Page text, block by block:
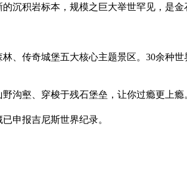
沉积岩标本，规模之巨大举世罕见，是金
、传奇城堡五大核心主题景区。30余种
沟壑、穿梭于残石堡垒，让你过瘾更上瘾
申报吉尼斯世界纪录。